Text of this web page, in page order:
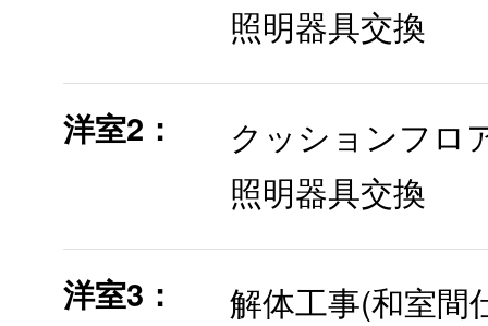
照明器具交換
洋室2：
クッションフロ
照明器具交換
洋室3：
解体工事(和室間